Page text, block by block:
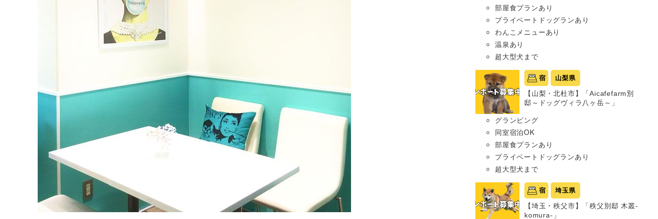
部屋食プランあり
プライベートドッグランあり
わんこメニューあり
温泉あり
超大型犬まで
宿 山梨県
【山梨・北杜市】「Aicafefarm別
邸～ドッグヴィラ八ヶ岳～」
グランピング
同室宿泊OK
部屋食プランあり
プライベートドッグランあり
超大型犬まで
宿 埼玉県
【埼玉・秩父市】「秩父別邸 木叢-
komura-」